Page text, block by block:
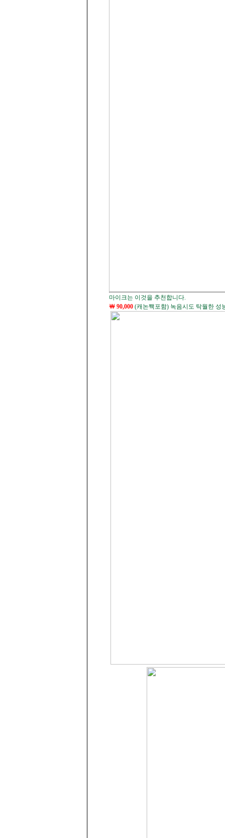
마이크는 이것을 추천합니다.
￦ 90,000 (캐논짹포함) 녹음시도 탁월한 성